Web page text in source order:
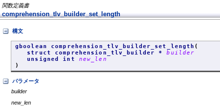
関数定義書
comprehension_tlv_builder_set_length
構文
gboolean comprehension_tlv_builder_set_length (
struct comprehension_tlv_builder *builder
unsigned int new_len
)
パラメータ
builder
new_len